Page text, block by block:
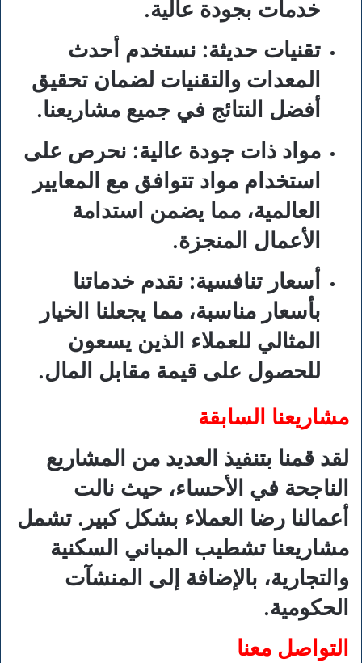
خدمات بجودة عالية.
تقنيات حديثة: نستخدم أحدث
المعدات والتقنيات لضمان تحقيق
أفضل النتائج في جميع مشاريعنا.
مواد ذات جودة عالية: نحرص على
استخدام مواد تتوافق مع المعايير
العالمية، مما يضمن استدامة
الأعمال المنجزة.
أسعار تنافسية: نقدم خدماتنا
بأسعار مناسبة، مما يجعلنا الخيار
المثالي للعملاء الذين يسعون
للحصول على قيمة مقابل المال.
مشاريعنا السابقة
لقد قمنا بتنفيذ العديد من المشاريع
الناجحة في الأحساء، حيث نالت
أعمالنا رضا العملاء بشكل كبير. تشمل
مشاريعنا تشطيب المباني السكنية
والتجارية، بالإضافة إلى المنشآت
الحكومية.
التواصل معنا